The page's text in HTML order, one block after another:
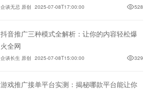
企谈无忌 原创 2025-07-08T17:00:00 528
抖音推广三种模式全解析：让你的内容轻松爆
火全网
企谈长生 原创 2025-07-08T15:00:00 329
游戏推广接单平台实测：揭秘哪款平台能让你